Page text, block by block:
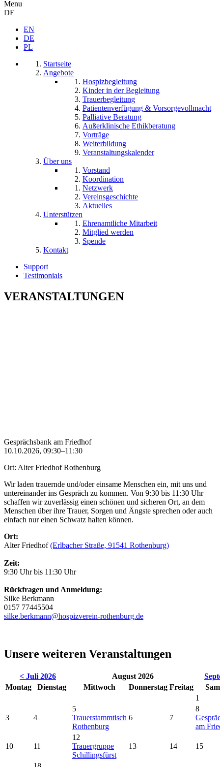
Menu
DE
EN
DE
PL
Startseite
Angebote
Hospizbegleitung
Kinder in der Begleitung
Trauerbegleitung
Patientenverfügung & Vorsorgevollmacht
Palliative Beratung
Außerklinische Ethikberatung
Vorträge
Weiterbildung
Veranstaltungskalender
Über uns
Vorstand
Koordination
Netzwerk
Vereinsgeschichte
Aktuelles
Unterstützen
Ehrenamtliche Mitarbeit
Mitglied werden
Spende
Kontakt
Support
Testimonials
VERANSTALTUNGEN
Gesprächsbank am Friedhof
10.10.2026, 09:30–11:30
Ort: Alter Friedhof Rothenburg
Wir laden trauernde und/oder einsame Menschen ein, mit uns und
untereinander ins Gespräch zu kommen. Von 9:30 bis 11:30 Uhr
schaffen wir zuverlässig einen schönen und sicheren Ort, an dem
Menschen über ihre Trauer, Sorgen und Ängste sprechen oder auch
einfach nur einen Schwatz halten können.
Ort:
Alter Friedhof(Erlbacher Straße, 91541 Rothenburg)
Zeit:
9:30 Uhr bis 11:30 Uhr
Rückfragen und Anmeldung:
Silke Berkmann
0157 77445504
silke.berkmann@hospizverein-rothenburg.de
Unsere weiteren Veranstaltungen
< Juli 2026 August 2026
Montag
Dienstag Mittwoch Donnerstag Freitag
1
3 4
5
Trauerstammtisch
Rothenburg
6 7
8
am
10 11
12
Trauergruppe
Schillingsfürst
13 14 15